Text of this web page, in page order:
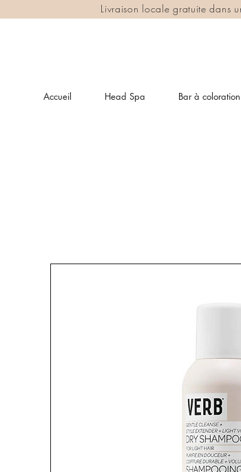
Livraison locale gratuite dans
Accueil Head Spa Bar à coloration